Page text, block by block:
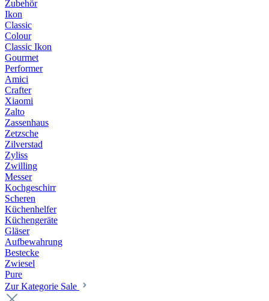
Zubehör
Ikon
Classic
Colour
Classic Ikon
Gourmet
Performer
Amici
Crafter
Xiaomi
Zalto
Zassenhaus
Zetzsche
Zilverstad
Zyliss
Zwilling
Messer
Kochgeschirr
Scheren
Küchenhelfer
Küchengeräte
Gläser
Aufbewahrung
Bestecke
Zwiesel
Pure
Zur Kategorie Sale